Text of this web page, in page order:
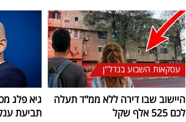
עסקאות השבוע בנדל"ן
היישוב שבו דירה ללא ממ"ד תעלה
לכם 525 אלף שקל
גיא פלג
תביעת ענק בסך 5